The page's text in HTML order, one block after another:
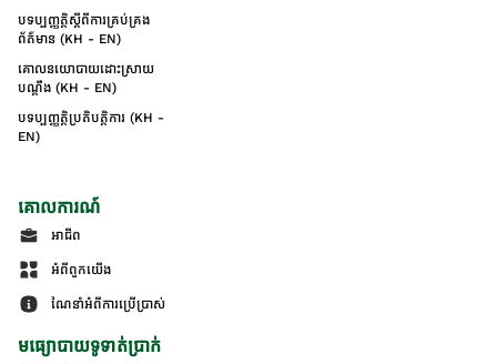
បទប្បញ្ញត្តិស្តីពីការគ្រប់គ្រង
ព័ត៌មាន (KH - EN)
គោលនយោបាយដោះស្រាយ
បណ្ដឹង (KH - EN)
បទប្បញ្ញត្តិប្រតិបត្តិការ (KH -
EN)
គោលការណ៍
អាជីព
អំពីពួកយើង
ណែនាំអំពីការប្រើប្រាស់
មធ្យោបាយទូទាត់ប្រាក់